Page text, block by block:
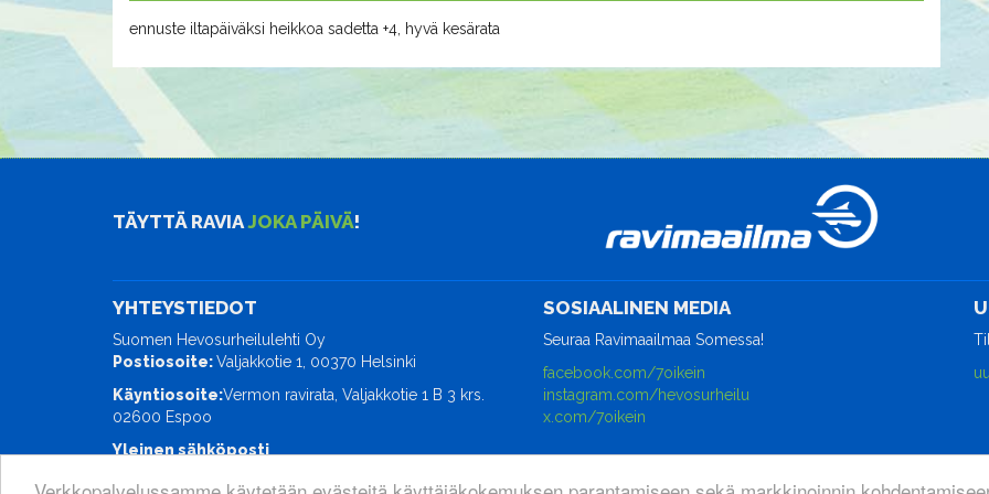
ennuste iltapäiväksi heikkoa sadetta +4, hyvä kesärata
TÄYTTÄ RAVIAJOKA PÄIVÄ!
YHTEYSTIEDOT
Suomen Hevosurheilulehti Oy
Postiosoite:Valjakkotie 1, 00370 Helsinki
Käyntiosoite:Vermon ravirata, Valjakkotie 1 B 3 krs.
02600 Espoo
Yleinen sähköposti
ravimaailma@hevosurheilu.fi
SOSIAALINEN MEDIA
Seuraa Ravimaailmaa Somessa!
facebook.com/7oikein
instagram.com/hevosurheilu
x.com/7oikein